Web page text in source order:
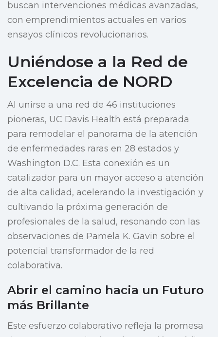
buscan intervenciones médicas avanzadas,
con emprendimientos actuales en varios
ensayos clínicos revolucionarios.
Uniéndose a la Red de
Excelencia de NORD
Al unirse a una red de 46 instituciones
pioneras, UC Davis Health está preparada
para remodelar el panorama de la atención
de enfermedades raras en 28 estados y
Washington D.C. Esta conexión es un
catalizador para un mayor acceso a atención
de alta calidad, acelerando la investigación y
cultivando la próxima generación de
profesionales de la salud, resonando con las
observaciones de Pamela K. Gavin sobre el
potencial transformador de la red
colaborativa.
Abrir el camino hacia un Futuro
más Brillante
Este esfuerzo colaborativo refleja la promesa